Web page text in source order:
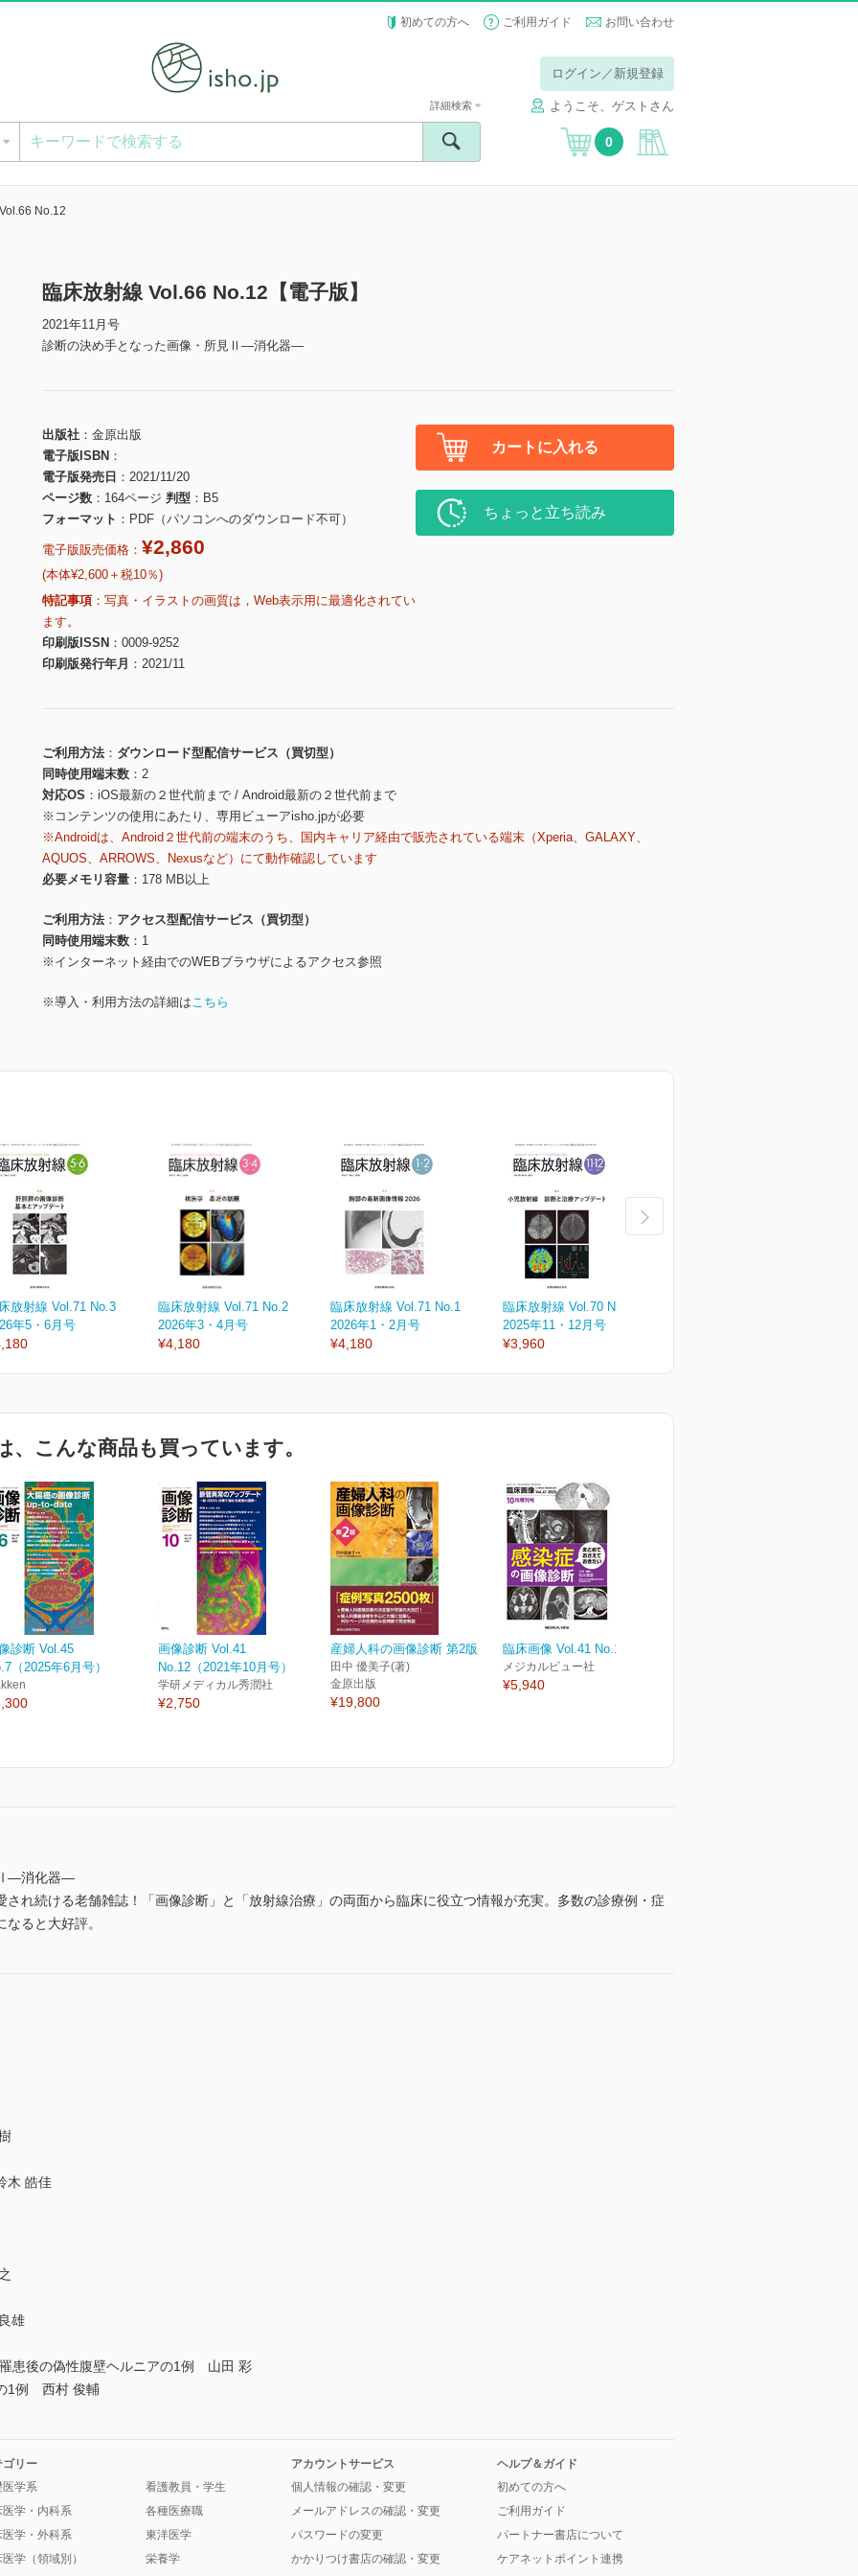
初めての方へ ご利用ガイド お問い合わせ
ログイン／新規登録
ようこそ、ゲストさん
詳細検索
0
No.12
臨床放射線 Vol.66 No.12【電子版】
2021年11月号
診断の決め手となった画像・所見Ⅱ―消化器―
出版社
金原出版
電子版ISBN
電子版発売日
2021/11/20
ページ数
164ページ 判型
B5
フォーマット
PDF（パソコンへのダウンロード不可）
電子版販売価格： ¥2,860
(本体¥2,600＋税10％)
特記事項
写真・イラストの画質は，Web表示用に最適化されてい
ます。
印刷版ISSN
0009-9252
印刷版発行年月
2021/11
カートに入れる
ちょっと立ち読み
ご利用方法
ダウンロード型配信サービス（買切型）
同時使用端末数
2
対応OS
iOS最新の２世代前まで / Android最新の２世代前まで
※コンテンツの使用にあたり、専用ビューアisho.jpが必要
※Androidは、Android２世代前の端末のうち、国内キャリア経由で販売されている端末（Xperia、GALAXY、
AQUOS、ARROWS、Nexusなど）にて動作確認しています
必要メモリ容量
178 MB以上
ご利用方法
アクセス型配信サービス（買切型）
同時使用端末数
1
※インターネット経由でのWEBブラウザによるアクセス参照
※導入・利用方法の詳細はこちら
放射線 Vol.71 No.3
年5・6月号
臨床放射線 Vol.71 No.2
2026年3・4月号
¥4,180
臨床放射線 Vol.71 No.1
2026年1・2月号
¥4,180
臨床放射線 Vol.70 No.6
2025年11・12月号
¥3,960
、こんな商品も買っています。
診断 Vol.45
（2025年6月号）
画像診断 Vol.41
No.12（2021年10月号）
学研メディカル秀潤社
¥2,750
産婦人科の画像診断 第2版
田中 優美子(著)
金原出版
¥19,800
臨床画像 Vol.41 No.14
メジカルビュー社
¥5,940
Ⅱ―消化器―
れ続ける老舗雑誌！「画像診断」と「放射線治療」の両面から臨床に役立つ情報が充実。多数の診療例・症
ると大好評。
木 皓佳
雄
患後の偽性腹壁ヘルニアの1例 山田 彩
1例 西村 俊輔
ゴリー
医学系
医学・内科系
医学・外科系
学（領域別）
看護教員・学生
各種医療職
東洋医学
栄養学
アカウントサービス
個人情報の確認・変更
メールアドレスの確認・変更
パスワードの変更
かかりつけ書店の確認・変更
ヘルプ＆ガイド
初めての方へ
ご利用ガイド
パートナー書店について
ケアネットポイント連携